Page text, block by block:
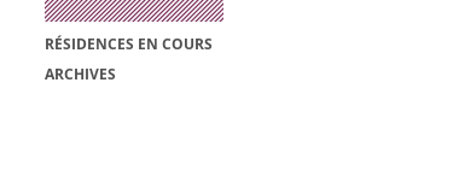
RÉSIDENCES EN COURS
ARCHIVES